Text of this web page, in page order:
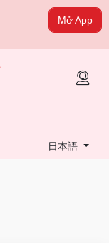
Mở App
日本語